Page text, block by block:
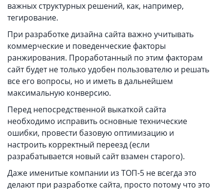
важных структурных решений, как, например,
тегирование.
При разработке дизайна сайта важно учитывать
коммерческие и поведенческие факторы
ранжирования. Проработанный по этим факторам
сайт будет не только удобен пользователю и решать
все его вопросы, но и иметь в дальнейшем
максимальную конверсию.
Перед непосредственной выкаткой сайта
необходимо исправить основные технические
ошибки, провести базовую оптимизацию и
настроить корректный переезд (если
разрабатывается новый сайт взамен старого).
Даже именитые компании из ТОП-5 не всегда это
делают при разработке сайта, просто потому что это